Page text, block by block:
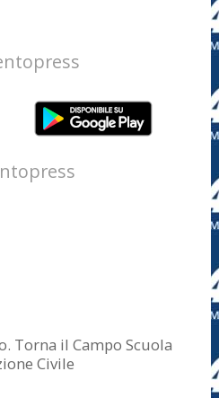
Torna il Campo Scuola
Civile